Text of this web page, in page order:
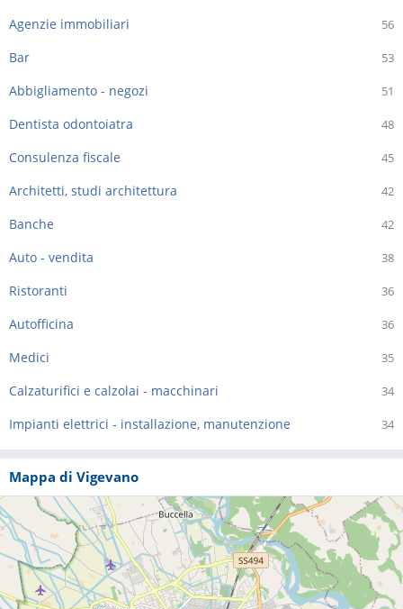
56
Agenzie immobiliari
53
Bar
51
Abbigliamento - negozi
48
Dentista odontoiatra
45
Consulenza fiscale
42
Architetti, studi architettura
42
Banche
38
Auto - vendita
36
Ristoranti
36
Autofficina
35
Medici
34
Calzaturifici e calzolai - macchinari
34
Impianti elettrici - installazione, manutenzione
Mappa di Vigevano